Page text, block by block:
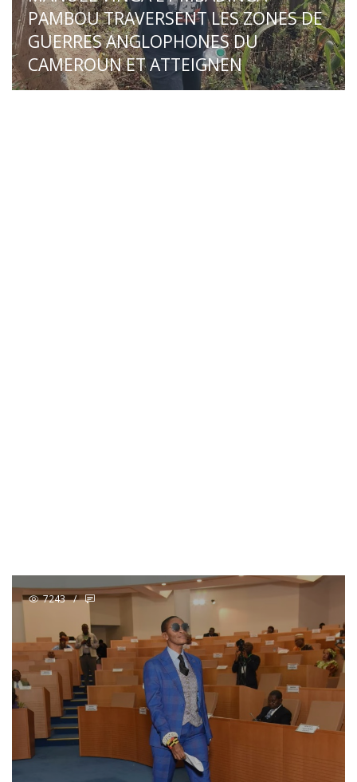
PAMBOU TRAVERSENT LES ZONES DE
GUERRES ANGLOPHONES DU
CAMEROUN ET ATTEIGNEN
7243 /